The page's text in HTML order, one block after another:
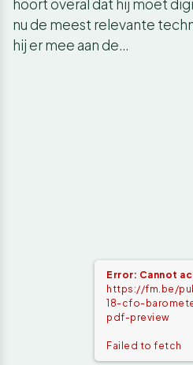
hoort overal dat hij moet
nu de meest relevante
hij er mee aan de…
Error: Cannot
https://fm.be/
18-cfo-
pdf-preview
Failed to fetch